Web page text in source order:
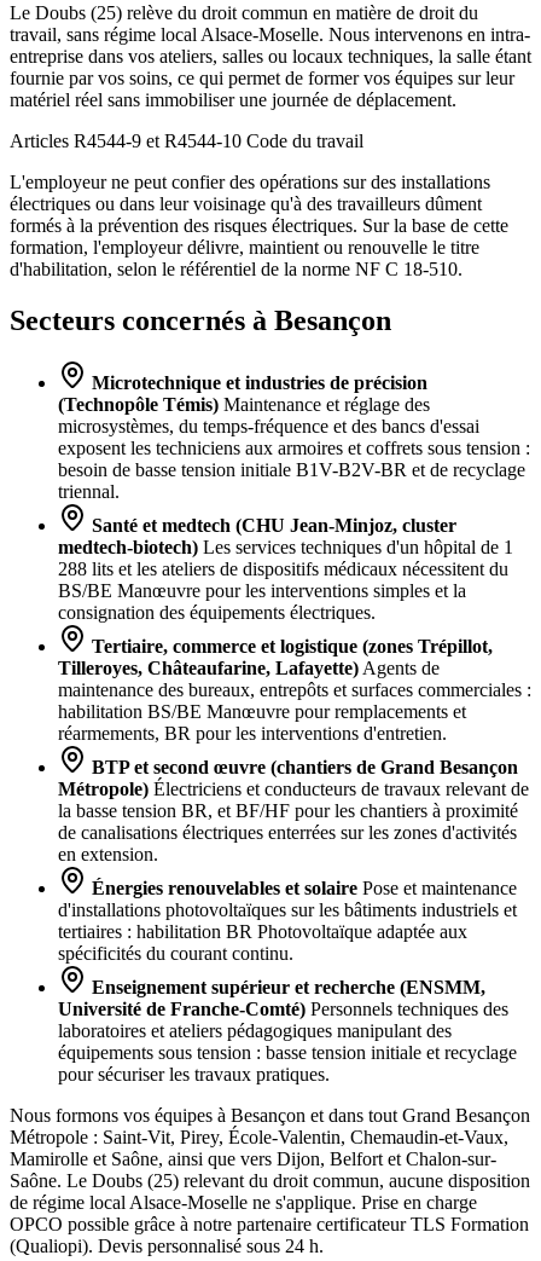
Le Doubs (25) relève du droit commun en matière de droit du
travail, sans régime local Alsace-Moselle. Nous intervenons en intra-
entreprise dans vos ateliers, salles ou locaux techniques, la salle étant
fournie par vos soins, ce qui permet de former vos équipes sur leur
matériel réel sans immobiliser une journée de déplacement.
Articles R4544-9 et R4544-10 Code du travail
L'employeur ne peut confier des opérations sur des installations
électriques ou dans leur voisinage qu'à des travailleurs dûment
formés à la prévention des risques électriques. Sur la base de cette
formation, l'employeur délivre, maintient ou renouvelle le titre
d'habilitation, selon le référentiel de la norme NF C 18-510.
Secteurs concernés à Besançon
Microtechnique et industries de précision
(Technopôle Témis) Maintenance et réglage des
microsystèmes, du temps-fréquence et des bancs d'essai
exposent les techniciens aux armoires et coffrets sous tension :
besoin de basse tension initiale B1V-B2V-BR et de recyclage
triennal.
Santé et medtech (CHU Jean-Minjoz, cluster
medtech-biotech) Les services techniques d'un hôpital de 1
288 lits et les ateliers de dispositifs médicaux nécessitent du
BS/BE Manœuvre pour les interventions simples et la
consignation des équipements électriques.
Tertiaire, commerce et logistique (zones Trépillot,
Tilleroyes, Châteaufarine, Lafayette)Agents de
maintenance des bureaux, entrepôts et surfaces commerciales :
habilitation BS/BE Manœuvre pour remplacements et
réarmements, BR pour les interventions d'entretien.
BTP et second œuvre (chantiers de Grand Besançon
Métropole) Électriciens et conducteurs de travaux relevant de
la basse tension BR, et BF/HF pour les chantiers à proximité
de canalisations électriques enterrées sur les zones d'activités
en extension.
Énergies renouvelables et solaire Pose et maintenance
d'installations photovoltaïques sur les bâtiments industriels et
tertiaires : habilitation BR Photovoltaïque adaptée aux
spécificités du courant continu.
Enseignement supérieur et recherche (ENSMM,
Université de Franche-Comté) Personnels techniques des
laboratoires et ateliers pédagogiques manipulant des
équipements sous tension : basse tension initiale et recyclage
pour sécuriser les travaux pratiques.
Nous formons vos équipes à Besançon et dans tout Grand Besançon
Métropole : Saint-Vit, Pirey, École-Valentin, Chemaudin-et-Vaux,
Mamirolle et Saône, ainsi que vers Dijon, Belfort et Chalon-sur-
Saône. Le Doubs (25) relevant du droit commun, aucune disposition
de régime local Alsace-Moselle ne s'applique. Prise en charge
OPCO possible grâce à notre partenaire certificateur TLS Formation
(Qualiopi). Devis personnalisé sous 24 h.